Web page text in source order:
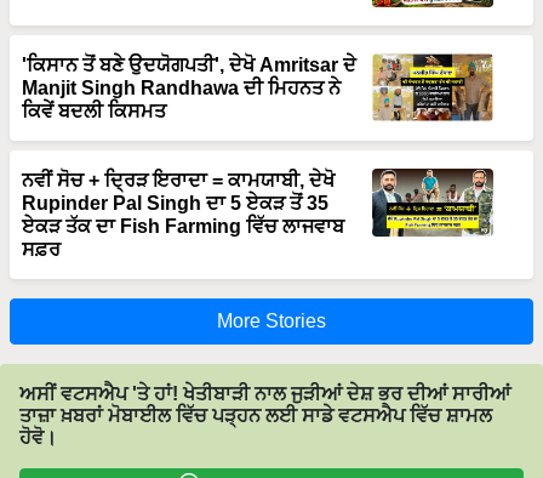
'ਕਿਸਾਨ ਤੋਂ ਬਣੇ ਉਦਯੋਗਪਤੀ', ਦੇਖੋ Amritsar ਦੇ
Manjit Singh Randhawa ਦੀ ਮਿਹਨਤ ਨੇ
ਕਿਵੇਂ ਬਦਲੀ ਕਿਸਮਤ
ਨਵੀਂ ਸੋਚ + ਦ੍ਰਿੜ ਇਰਾਦਾ = ਕਾਮਯਾਬੀ, ਦੇਖੋ
Rupinder Pal Singh ਦਾ 5 ਏਕੜ ਤੋਂ 35
ਏਕੜ ਤੱਕ ਦਾ Fish Farming ਵਿੱਚ ਲਾਜਵਾਬ
ਸਫ਼ਰ
More Stories
ਅਸੀਂ ਵਟਸਐਪ 'ਤੇ ਹਾਂ! ਖੇਤੀਬਾੜੀ ਨਾਲ ਜੁੜੀਆਂ ਦੇਸ਼ ਭਰ ਦੀਆਂ ਸਾਰੀਆਂ
ਤਾਜ਼ਾ ਖ਼ਬਰਾਂ ਮੋਬਾਈਲ ਵਿੱਚ ਪੜ੍ਹਨ ਲਈ ਸਾਡੇ ਵਟਸਐਪ ਵਿੱਚ ਸ਼ਾਮਲ
ਹੋਵੋ।